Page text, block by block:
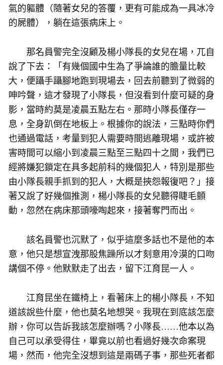
氣的軀體（隨著女兒的答覆，更有可能成為一具冰冷
的屍體），躺在這張病床上。
那名員警完全沒顧及楊小隊長的女兒在場，兀自
說了下去：「有幾個國中生為了爭論誰的膽量比較
大，便躡手躡腳地跑到現場去，回去前聽到了微弱的
呻吟聲，這才發現了小隊長，但沒看到什麼可疑的身
影，當時約莫是凌晨五點左右。那時小隊長僅存一
息，全身趴倒在地板上。根據你的說法，三點時你們
也通過電話，考量到犯人需要時間逃離現場，或許被
害時間可以縮小到凌晨三點至三點四十之間，我們已
經將嫌犯鎖定在具多起前科的幾個犯人，特別是那些
由小隊長親手抓到的犯人，大概是挾怨報復吧？」接
著又說了好幾個推測，楊小隊長的女兒聽得睫毛顫
動，忽然在病床那頭嚎啕起來，接著奪門而出。
該名員警也沉默了，似乎這麼多話也不是他的本
意，他只是想宣洩那股焦躁所以才刻意用冷漠的口吻
講個不停。他默默走了出去，留下江育昆一人。
江育昆坐在鐵椅上，看著床上的楊小隊長，不知
道該說些什麼，他也莫名地想哭。我現在到底該怎麼
辦，你可以告訴我該怎麼辦嗎？小隊長……他本以為
自己可以承受得住，畢竟以前也看過好幾次命案現
場，然而，他完全沒想到這是兩碼子事，那些死者都